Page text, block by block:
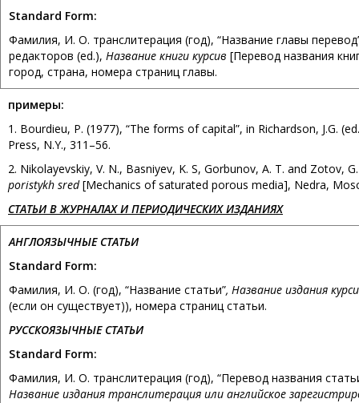
Standard Form:
Фамилия, И. О. транслитерация (год), “Название главы
редакторов (ed.), Название книги курсив [Перевод названия
город, страна, номера страниц главы.
примеры:
1. Bourdieu, P. (1977), “The forms of capital”, in Richardson, J.G.
Press, N.Y., 311–56.
2. Nikolayevskiy, V. N., Basniyev, K. S, Gorbunov, A. T. and Zotov,
poristykh sred[Mechanics of saturated porous media], Nedra,
CТАТЬИ В ЖУРНАЛАХ И ПЕРИОДИЧЕСКИХ ИЗДАНИЯХ
АНГЛОЯЗЫЧНЫЕ СТАТЬИ
Standard Form:
Фамилия, И. О. (год), “Название статьи”, Название издания
(если он существует)), номера страниц статьи.
РУССКОЯЗЫЧНЫЕ СТАТЬИ
Standard Form:
Фамилия, И. О. транслитерация (год), “Перевод названия
Название издания транслитерация или английское